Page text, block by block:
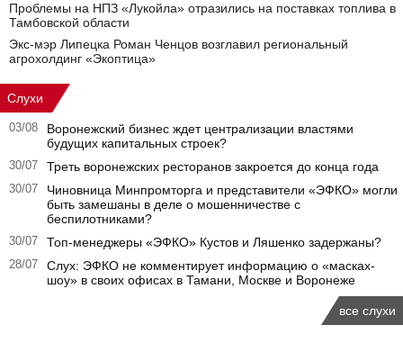
Проблемы на НПЗ «Лукойла» отразились на поставках топлива в
Тамбовской области
Экс-мэр Липецка Роман Ченцов возглавил региональный
агрохолдинг «Экоптица»
Слухи
03/08
Воронежский бизнес ждет централизации властями
будущих капитальных строек?
30/07 Треть воронежских ресторанов закроется до конца года
30/07
Чиновница Минпромторга и представители «ЭФКО» могли
быть замешаны в деле о мошенничестве с
беспилотниками?
30/07 Топ-менеджеры «ЭФКО» Кустов и Ляшенко задержаны?
28/07
Слух: ЭФКО не комментирует информацию о «масках-
шоу» в своих офисах в Тамани, Москве и Воронеже
все слухи